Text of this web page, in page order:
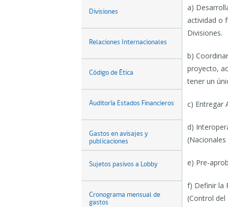
Divisiones
Relaciones Internacionales
Código de Ética
Auditoría Estados Financieros
Gastos en avisajes y
publicaciones
Sujetos pasivos a Lobby
Cronograma mensual de
gastos
a)
actividad o
Divisiones.
b)
proyecto,
tener un
c) Entregar
d)
e) Pre-
f) Definir la
(Control del